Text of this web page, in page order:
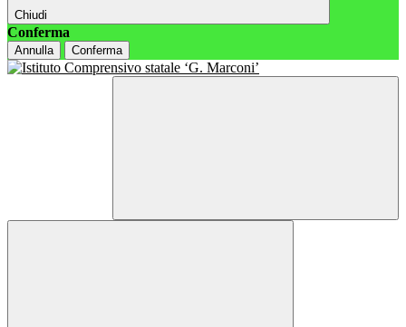
Chiudi
Conferma
Annulla Conferma